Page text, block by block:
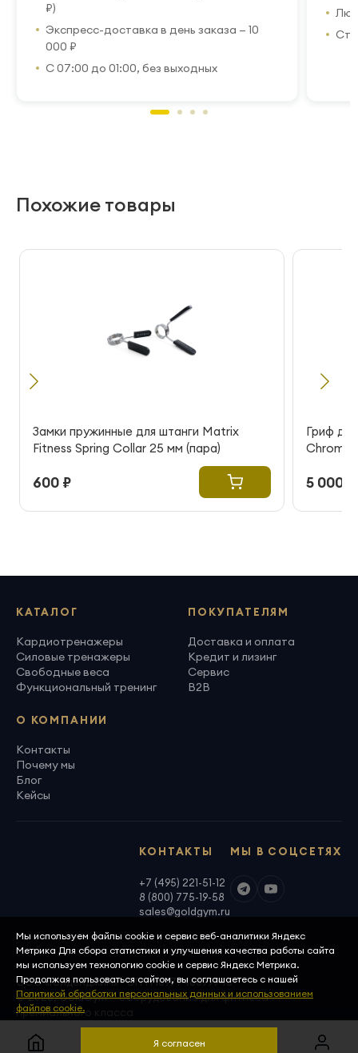
₽)
Экспресс-доставка в день заказа — 10
000 ₽
С 07:00 до 01:00, без выходных
Похожие товары
Замки пружинные для штанги Matrix
Fitness Spring Collar 25 мм (пара)
600 ₽
Гриф
Chrome
5 000 ₽
КАТАЛОГ
Кардиотренажеры
Силовые тренажеры
Свободные веса
Функциональный тренинг
ПОКУПАТЕЛЯМ
Доставка и оплата
Кредит и лизинг
Сервис
B2B
О КОМПАНИИ
Контакты
Почему мы
Блог
Кейсы
МЫ В СОЦСЕТЯХ
КОНТАКТЫ
+7 (495) 221-51-12
8 (800) 775-19-58
sales@goldgym.ru
ООО «Голденджим» · ОГРН 1097746699940
© 2026, GoldGym — оборудование для фитнеса
премиального класса
Политика конфиденциальности
Скачать реквизиты
Мы используем файлы cookie и сервис веб-аналитики Яндекс
Метрика Для сбора статистики и улучшения качества работы сайта
мы используем технологию cookie и сервис Яндекс Метрика.
Продолжая пользоваться сайтом, вы соглашаетесь с нашей
Политикой обработки персональных данных и использованием
файлов cookie.
Я согласен